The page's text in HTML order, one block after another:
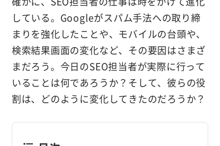
している。Googleがスパム手法への取り締
まりを強化したことや、モバイルの台頭や、
検索結果画面の変化など、その要因はさまざ
まだろう。今日のSEO担当者が実際に行って
いることは何であろうか？そして、彼らの役
割は、どのように変化してきたのだろうか？